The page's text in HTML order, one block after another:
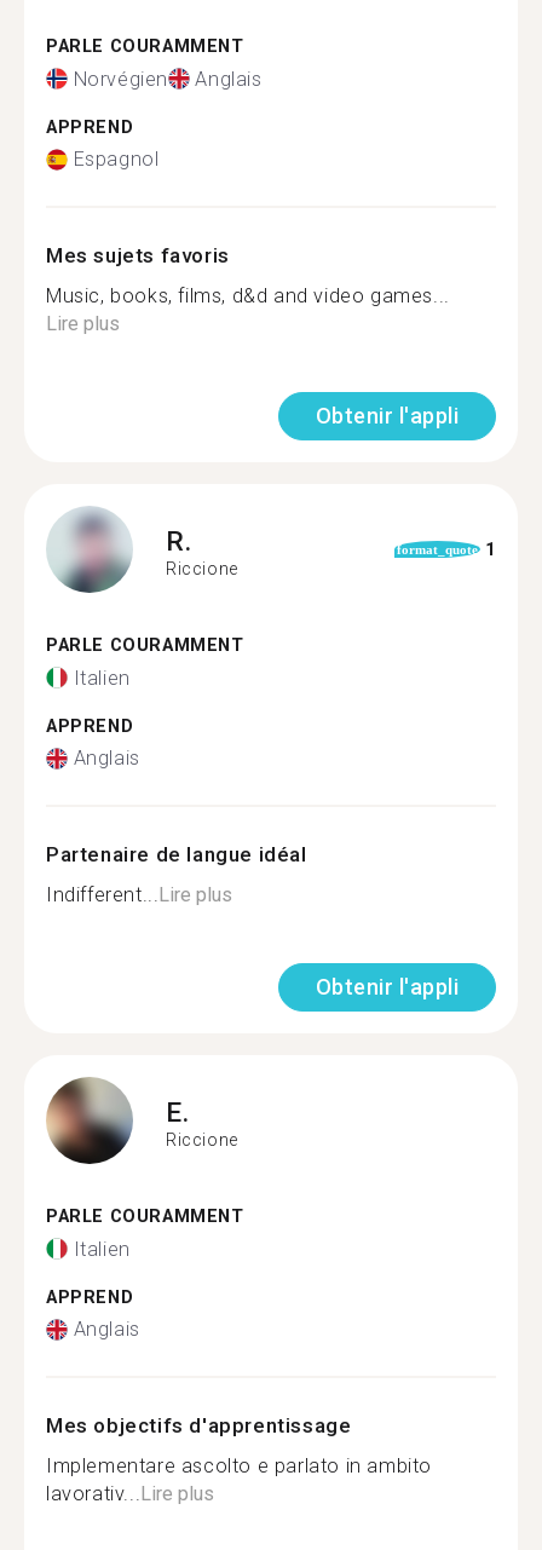
PARLE COURAMMENT
Norvégien Anglais
APPREND
Espagnol
Mes sujets favoris
Music, books, films, d&d and video games...
Lire plus
Obtenir l'appli
R.
Riccione
format_quote 1
PARLE COURAMMENT
Italien
APPREND
Anglais
Partenaire de langue idéal
Indifferent...Lire plus
Obtenir l'appli
E.
Riccione
PARLE COURAMMENT
Italien
APPREND
Anglais
Mes objectifs d'apprentissage
Implementare ascolto e parlato in ambito
lavorativ...Lire plus